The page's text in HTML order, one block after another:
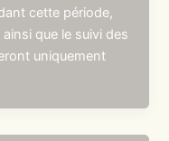
cette période,
que le suivi des
uniquement